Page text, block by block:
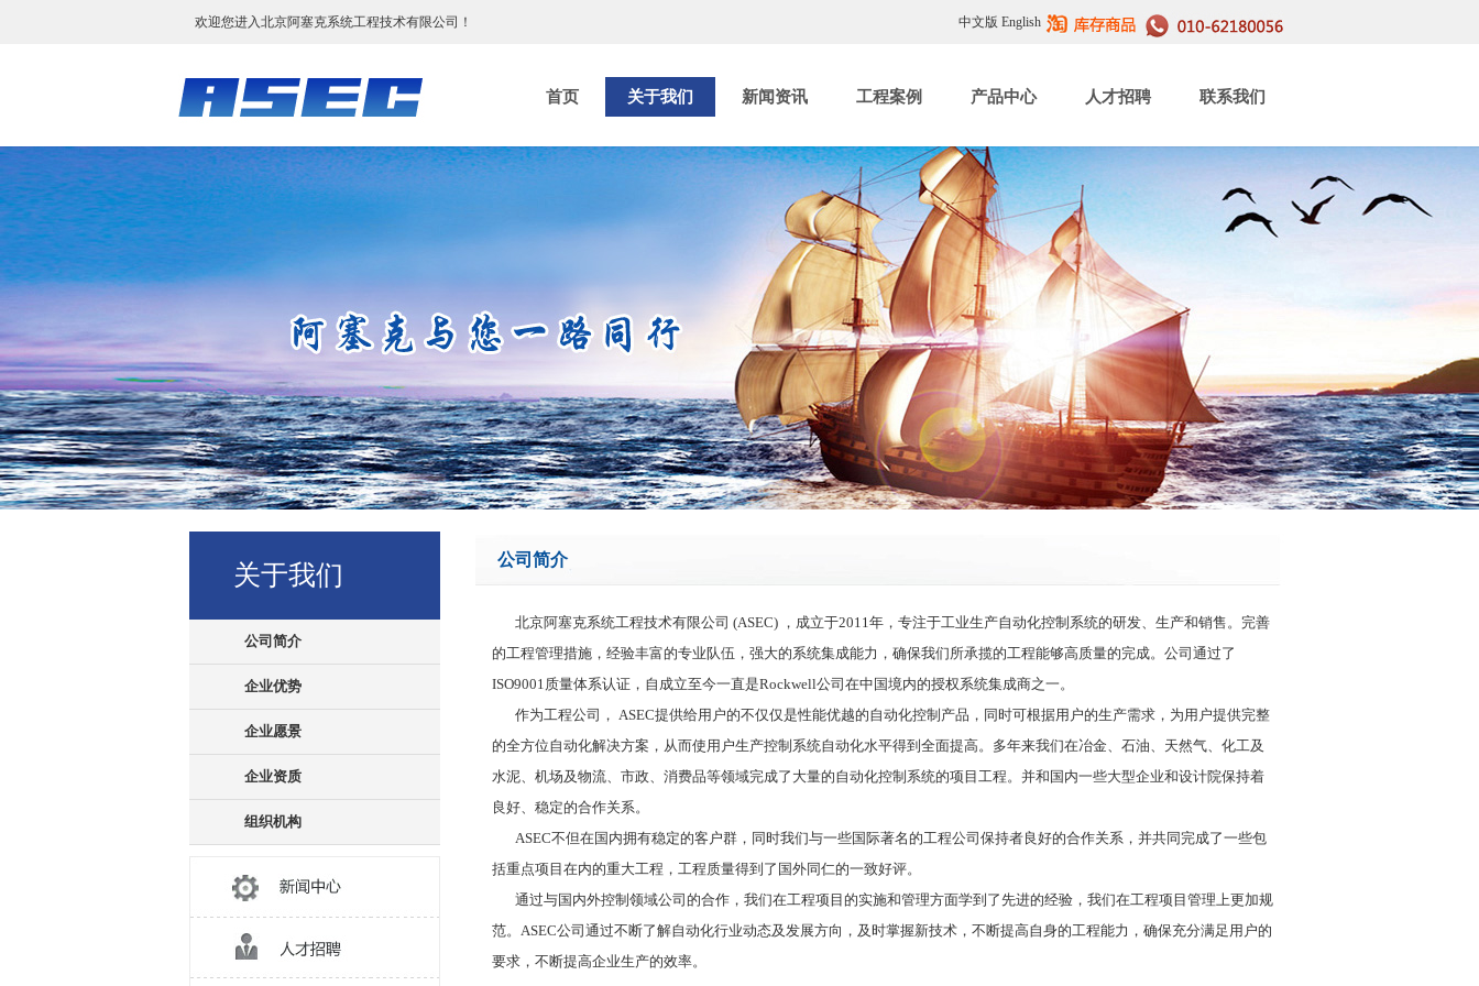
欢迎您进入北京阿塞克系统工程技术有限公司！ 中文版 English
首页 关于我们 新闻资讯 工程案例 产品中心 人才招聘 联系我们
公司简介
北京阿塞克系统工程技术有限公司 (ASEC) ，成立于2011年，专注于工业生产自动化控制系统的研发、生产和销售。完善
的工程管理措施，经验丰富的专业队伍，强大的系统集成能力，确保我们所承揽的工程能够高质量的完成。公司通过了
ISO9001质量体系认证，自成立至今一直是Rockwell公司在中国境内的授权系统集成商之一。
作为工程公司， ASEC提供给用户的不仅仅是性能优越的自动化控制产品，同时可根据用户的生产需求，为用户提供完整
的全方位自动化解决方案，从而使用户生产控制系统自动化水平得到全面提高。多年来我们在冶金、石油、天然气、化工及
水泥、机场及物流、市政、消费品等领域完成了大量的自动化控制系统的项目工程。并和国内一些大型企业和设计院保持着
良好、稳定的合作关系。
ASEC不但在国内拥有稳定的客户群，同时我们与一些国际著名的工程公司保持者良好的合作关系，并共同完成了一些包
括重点项目在内的重大工程，工程质量得到了国外同仁的一致好评。
通过与国内外控制领域公司的合作，我们在工程项目的实施和管理方面学到了先进的经验，我们在工程项目管理上更加规
范。ASEC公司通过不断了解自动化行业动态及发展方向，及时掌握新技术，不断提高自身的工程能力，确保充分满足用户的
要求，不断提高企业生产的效率。
关于我们
公司简介
企业优势
企业愿景
企业资质
组织机构